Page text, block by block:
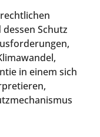
Schutz
in einem sich